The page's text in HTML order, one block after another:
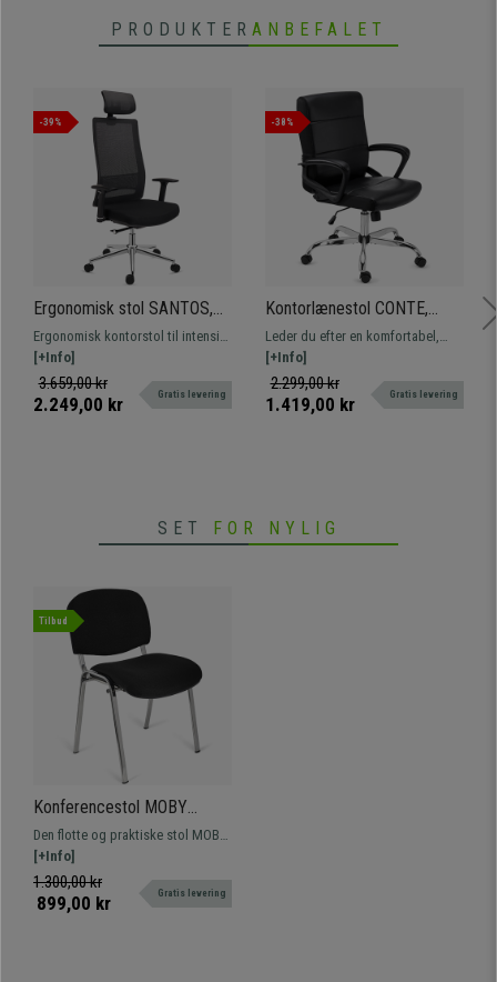
PRODUKTER ANBEFALET
-39%
Ergonomisk stol SANTOS,
Nakkestøtte, Professionel
Brug i 8 Timer, I Sort
Ergonomisk kontorstol til intensivt
professionelt brug. Fremragende
kvalitet med krombelagte dele og
indlæg i aluminium.
[+Info]
3.659,00 kr
2.249,00 kr Gratis levering
-38%
Kontorlænestol CONTE,
Meget Komfortabel, Kraftigt
Polstret, Robust og
Anvendelig, Sort Læder
Leder du efter en komfortabel,
praktisk og pladsbesparende
lænestol? Denne model er den, du
har brug for! Hurtig levering
[+Info]
2.299,00 kr
1.419,00 kr Gratis levering
SET FOR NYLIG
Tilbud
Konferencestol MOBY
BASE, Komfortabel og
Praktisk, Utrolig Pris, Sort
Farve og Krombelagt Fod
Den flotte og praktiske stol MOBY
BASE er den typiske konference
stol til kunder, til brug i
venteværelser eller
[+Info]
1.300,00 kr
899,00 kr Gratis levering